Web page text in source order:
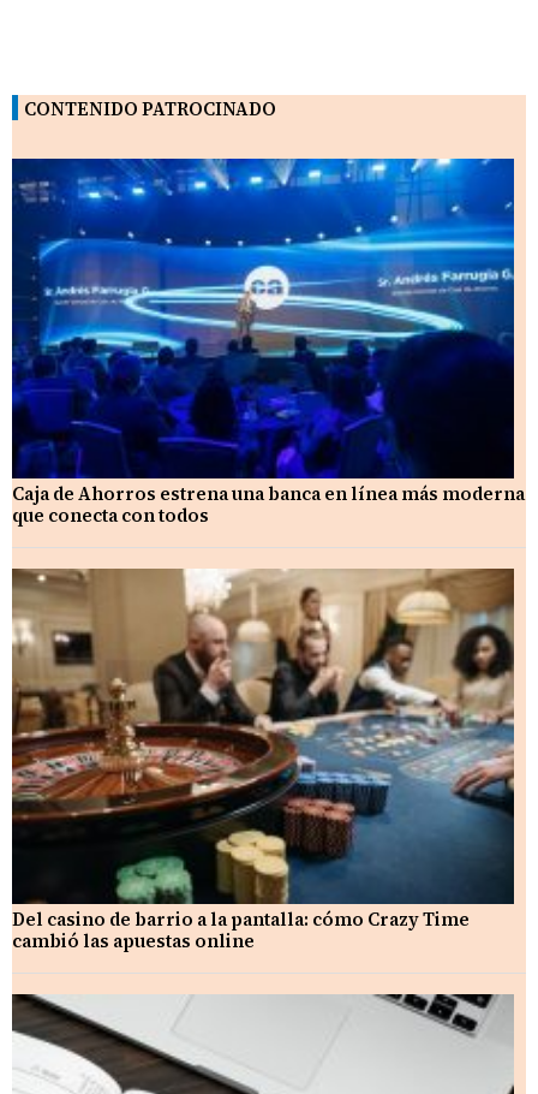
CONTENIDO PATROCINADO
Caja de Ahorros estrena una banca en línea más moderna
que conecta con todos
Del casino de barrio a la pantalla: cómo Crazy Time
cambió las apuestas online